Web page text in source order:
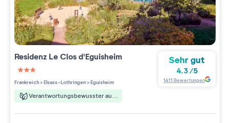
Residenz Le Clos d'Eguisheim
3 étoiles sur 5
Frankreich>Elsass-Lothringen>Eguisheim
Verantwortungsbewusster aufenthalt
Sehr gut
4.3/5
1411 Bewertungen